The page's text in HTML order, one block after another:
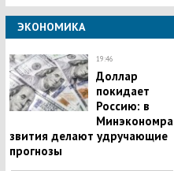
ЭКОНОМИКА
19:46
​Доллар
покидает
Россию: в
Минэкономра
звития делают удручающие
прогнозы